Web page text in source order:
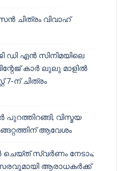
ചിത്രം വിവാഹ്
ഡി എൻ സിനിമയിലെ
കാർ ലുലു മാളിൽ
7-ന് ചിത്രം
പുറത്തിറങ്ങി; വിസ്മയ
ആവേശം
ചെയ്‌ത് സ്വർണം നേടാം;
ആരാധകർക്ക്